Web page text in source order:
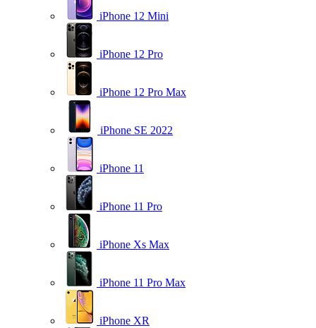
iPhone 12 Mini
iPhone 12 Pro
iPhone 12 Pro Max
iPhone SE 2022
iPhone 11
iPhone 11 Pro
iPhone Xs Max
iPhone 11 Pro Max
iPhone XR